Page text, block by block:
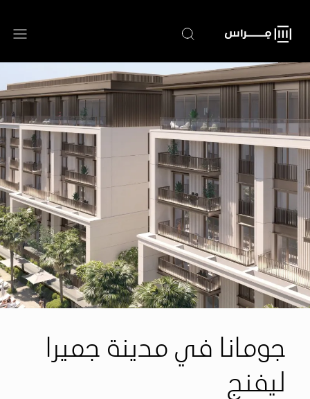
المحتوى
الرئيسي
جومانا في مدينة جميرا
ليفنج